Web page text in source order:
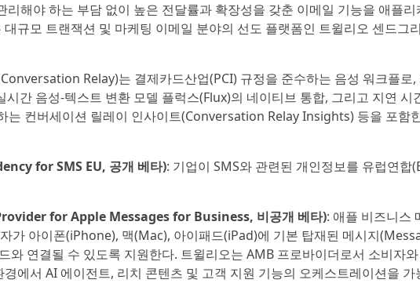
리해야 하는 부담 없이 높은 전달률과 확장성을 갖춘 이메일 기능을 애플
규모 트랜잭션 및 마케팅 이메일 분야의 선도 플랫폼인 트윌리오 센드그
Relay)는 결제카드산업(PCI) 규정을 준수하는 음성 워크플로,
간 음성-텍스트 변환 모델 플럭스(Flux)의 네이티브 통합, 그리고 지연 시
는 컨버세이션 릴레이 인사이트(Conversation Relay Insights) 등을 포함
for SMS EU, 공개 베타): 기업이 SMS와 관련된 개인정보를 유럽연합
for Apple Messages for Business, 비공개 베타): 애플 비즈니스
가 아이폰(iPhone), 맥(Mac), 아이패드(iPad)에 기본 탑재된 메시지
와 연결될 수 있도록 지원한다. 트윌리오는 AMB 프로바이더로서 소비자
에서 AI 에이전트, 리치 콘텐츠 및 고객 지원 기능의 오케스트레이션을 가